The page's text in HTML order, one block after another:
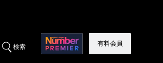
検索 有料会員